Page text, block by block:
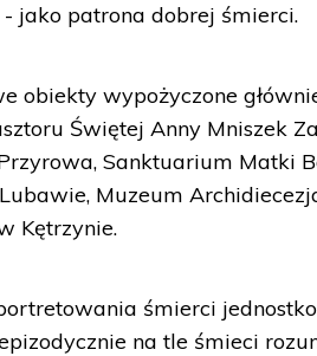
jako patrona dobrej śmierci.
obiekty wypożyczone
Świętej Anny Mniszek
Sanktuarium Matki
Muzeum
Kętrzynie.
śmierci
na tle śmieci